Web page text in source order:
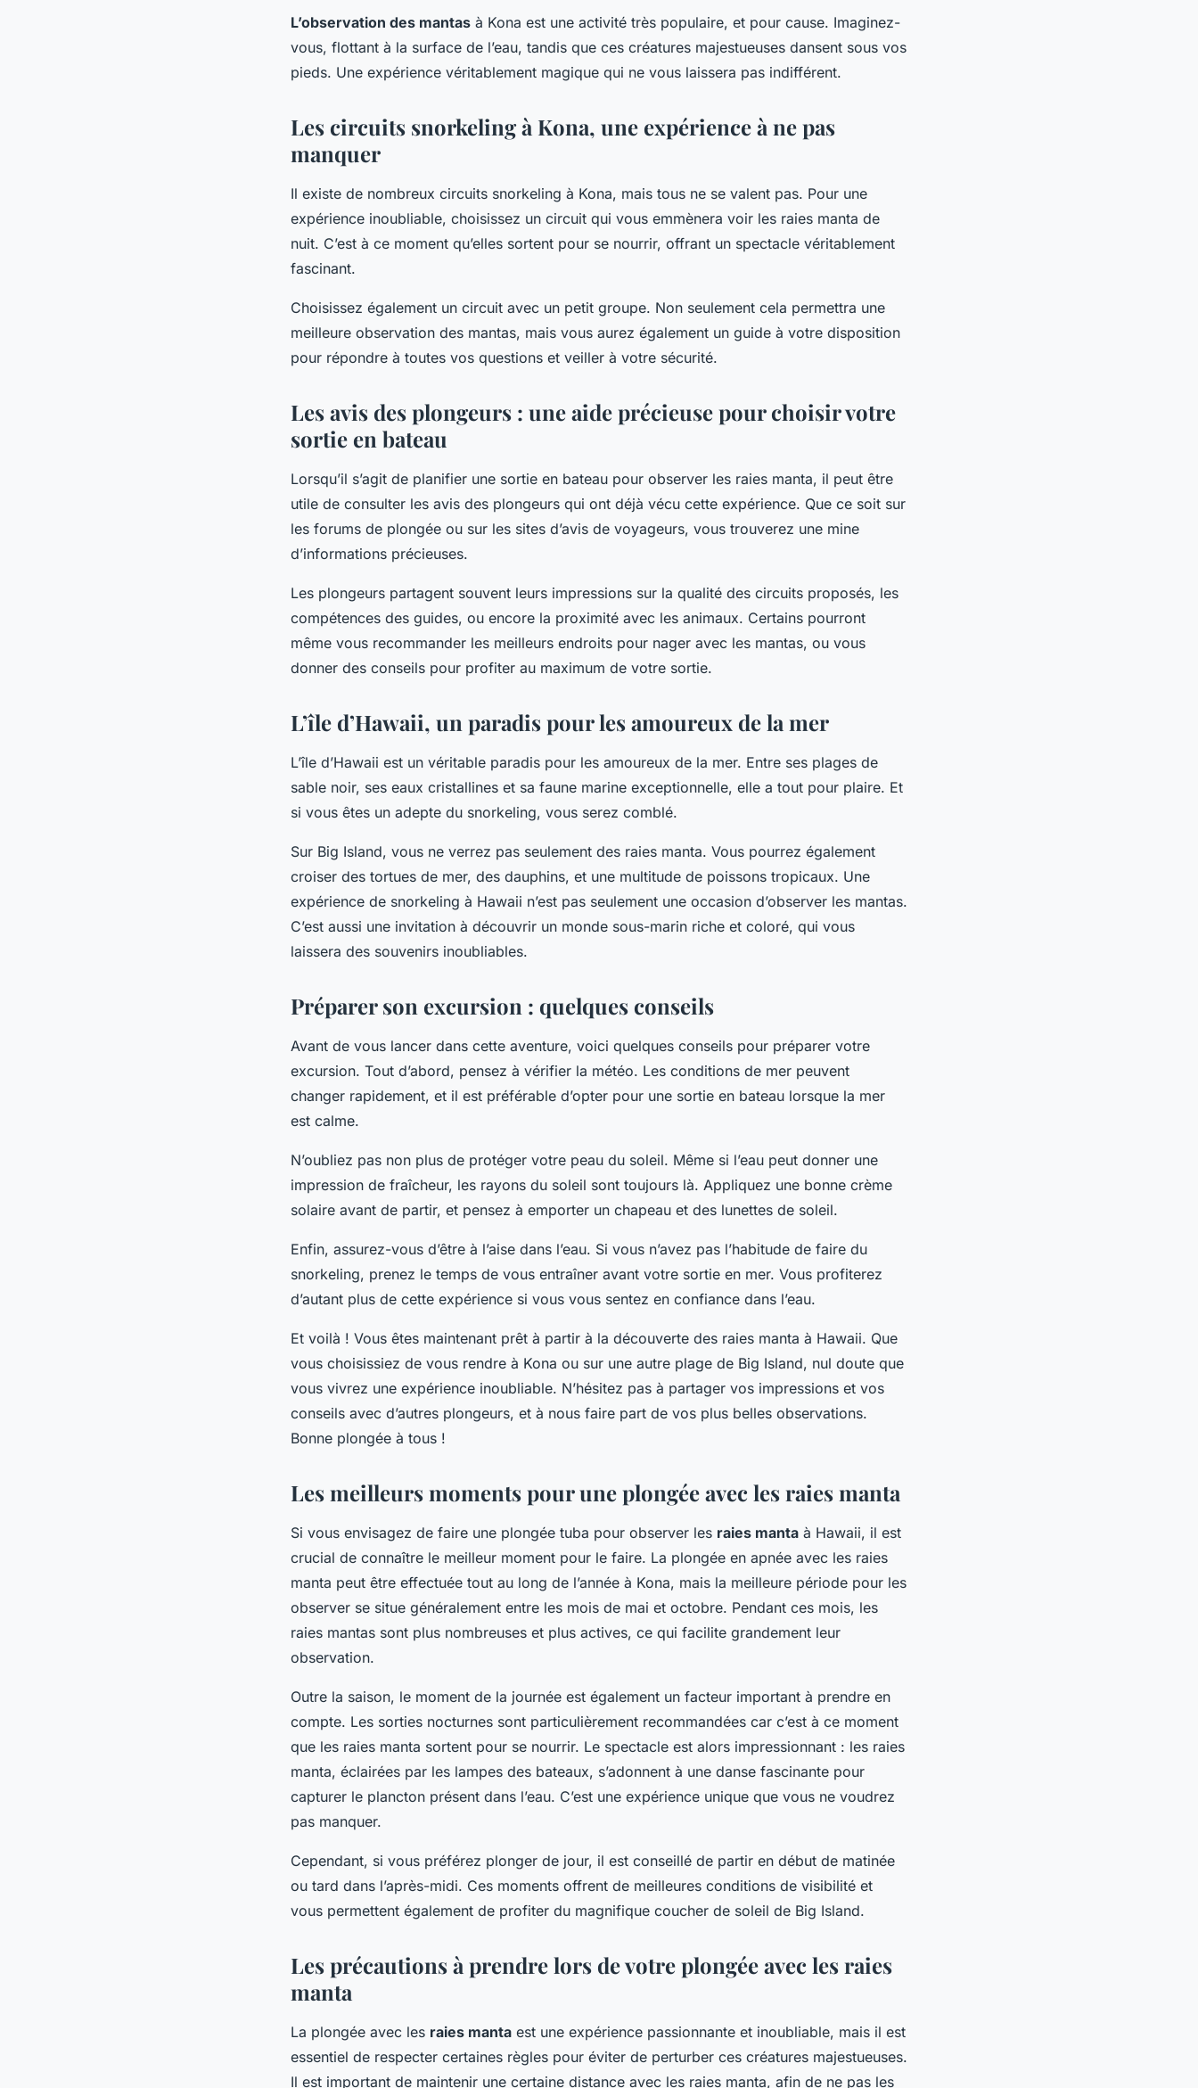
L’observation des mantas à Kona est une activité très populaire, et pour cause. Imaginez-
vous, flottant à la surface de l’eau, tandis que ces créatures majestueuses dansent sous vos
pieds. Une expérience véritablement magique qui ne vous laissera pas indifférent.
Les circuits snorkeling à Kona, une expérience à ne pas
manquer
Il existe de nombreux circuits snorkeling à Kona, mais tous ne se valent pas. Pour une
expérience inoubliable, choisissez un circuit qui vous emmènera voir les raies manta de
nuit. C’est à ce moment qu’elles sortent pour se nourrir, offrant un spectacle véritablement
fascinant.
Choisissez également un circuit avec un petit groupe. Non seulement cela permettra une
meilleure observation des mantas, mais vous aurez également un guide à votre disposition
pour répondre à toutes vos questions et veiller à votre sécurité.
Les avis des plongeurs : une aide précieuse pour choisir votre
sortie en bateau
Lorsqu’il s’agit de planifier une sortie en bateau pour observer les raies manta, il peut être
utile de consulter les avis des plongeurs qui ont déjà vécu cette expérience. Que ce soit sur
les forums de plongée ou sur les sites d’avis de voyageurs, vous trouverez une mine
d’informations précieuses.
Les plongeurs partagent souvent leurs impressions sur la qualité des circuits proposés, les
compétences des guides, ou encore la proximité avec les animaux. Certains pourront
même vous recommander les meilleurs endroits pour nager avec les mantas, ou vous
donner des conseils pour profiter au maximum de votre sortie.
L’île d’Hawaii, un paradis pour les amoureux de la mer
L’île d’Hawaii est un véritable paradis pour les amoureux de la mer. Entre ses plages de
sable noir, ses eaux cristallines et sa faune marine exceptionnelle, elle a tout pour plaire. Et
si vous êtes un adepte du snorkeling, vous serez comblé.
Sur Big Island, vous ne verrez pas seulement des raies manta. Vous pourrez également
croiser des tortues de mer, des dauphins, et une multitude de poissons tropicaux. Une
expérience de snorkeling à Hawaii n’est pas seulement une occasion d’observer les mantas.
C’est aussi une invitation à découvrir un monde sous-marin riche et coloré, qui vous
laissera des souvenirs inoubliables.
Préparer son excursion : quelques conseils
Avant de vous lancer dans cette aventure, voici quelques conseils pour préparer votre
excursion. Tout d’abord, pensez à vérifier la météo. Les conditions de mer peuvent
changer rapidement, et il est préférable d’opter pour une sortie en bateau lorsque la mer
est calme.
N’oubliez pas non plus de protéger votre peau du soleil. Même si l’eau peut donner une
impression de fraîcheur, les rayons du soleil sont toujours là. Appliquez une bonne crème
solaire avant de partir, et pensez à emporter un chapeau et des lunettes de soleil.
Enfin, assurez-vous d’être à l’aise dans l’eau. Si vous n’avez pas l’habitude de faire du
snorkeling, prenez le temps de vous entraîner avant votre sortie en mer. Vous profiterez
d’autant plus de cette expérience si vous vous sentez en confiance dans l’eau.
Et voilà ! Vous êtes maintenant prêt à partir à la découverte des raies manta à Hawaii. Que
vous choisissiez de vous rendre à Kona ou sur une autre plage de Big Island, nul doute que
vous vivrez une expérience inoubliable. N’hésitez pas à partager vos impressions et vos
conseils avec d’autres plongeurs, et à nous faire part de vos plus belles observations.
Bonne plongée à tous !
Les meilleurs moments pour une plongée avec les raies manta
Si vous envisagez de faire une plongée tuba pour observer les raies manta à Hawaii, il est
crucial de connaître le meilleur moment pour le faire. La plongée en apnée avec les raies
manta peut être effectuée tout au long de l’année à Kona, mais la meilleure période pour les
observer se situe généralement entre les mois de mai et octobre. Pendant ces mois, les
raies mantas sont plus nombreuses et plus actives, ce qui facilite grandement leur
observation.
Outre la saison, le moment de la journée est également un facteur important à prendre en
compte. Les sorties nocturnes sont particulièrement recommandées car c’est à ce moment
que les raies manta sortent pour se nourrir. Le spectacle est alors impressionnant : les raies
manta, éclairées par les lampes des bateaux, s’adonnent à une danse fascinante pour
capturer le plancton présent dans l’eau. C’est une expérience unique que vous ne voudrez
pas manquer.
Cependant, si vous préférez plonger de jour, il est conseillé de partir en début de matinée
ou tard dans l’après-midi. Ces moments offrent de meilleures conditions de visibilité et
vous permettent également de profiter du magnifique coucher de soleil de Big Island.
Les précautions à prendre lors de votre plongée avec les raies
manta
La plongée avec les raies manta est une expérience passionnante et inoubliable, mais il est
essentiel de respecter certaines règles pour éviter de perturber ces créatures majestueuses.
Il est important de maintenir une certaine distance avec les raies manta, afin de ne pas les